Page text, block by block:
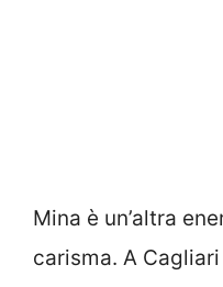
Mina è un’altra
carisma. A